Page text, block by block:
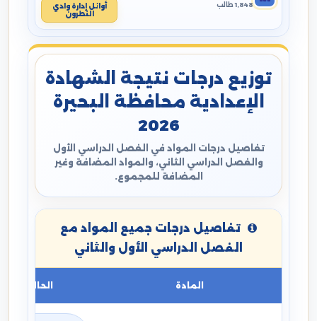
1,848 طالب
أوائل إدارة وادي
النطرون
توزيع درجات نتيجة الشهادة
الإعدادية محافظة البحيرة
2026
تفاصيل درجات المواد في الفصل الدراسي الأول
والفصل الدراسي الثاني، والمواد المضافة وغير
المضافة للمجموع.
تفاصيل درجات جميع المواد مع
الفصل الدراسي الأول والثاني
المادة الحالة